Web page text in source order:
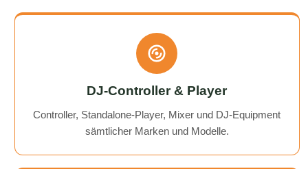
DJ-Controller & Player
Controller, Standalone-Player, Mixer und DJ-Equipment
sämtlicher Marken und Modelle.